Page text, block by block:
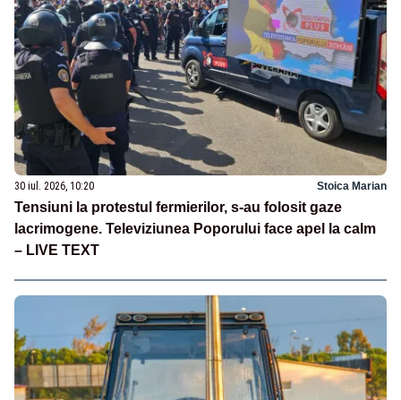
30 iul. 2026, 10:20 Stoica Marian
Tensiuni la protestul fermierilor, s-au folosit gaze
lacrimogene. Televiziunea Poporului face apel la calm
– LIVE TEXT